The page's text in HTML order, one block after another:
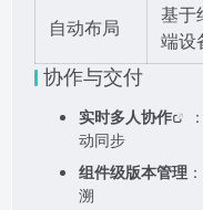
自动布局
基于
端设
协作与交付
实时多人协作
动同步
组件级版本管理
溯